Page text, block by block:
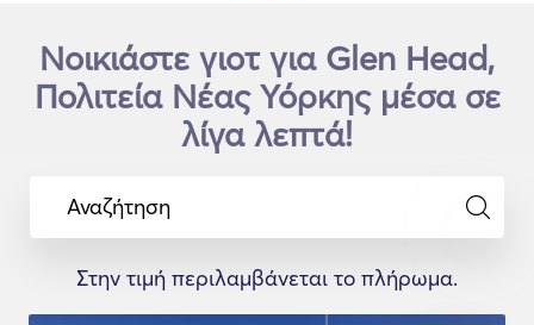
Νοικιάστε γιοτ για Glen Head,
Πολιτεία Νέας Υόρκης μέσα σε
λίγα λεπτά!
Αναζήτηση
Στην τιμή περιλαμβάνεται το πλήρωμα.